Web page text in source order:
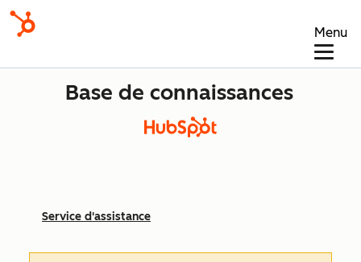
Menu
Base de connaissances
Service d'assistance